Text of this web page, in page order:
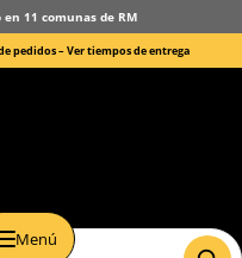
11 comunas de RM
pedidos –Ver tiempos de entrega
Menú